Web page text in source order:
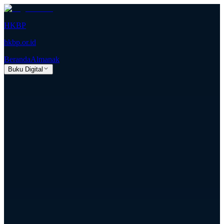
HKBP
hkbp.or.id
BerandaAlmanak
Buku Digital